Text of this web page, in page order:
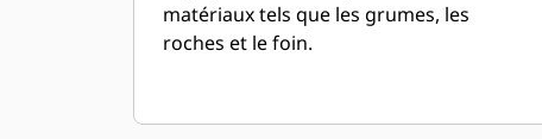
matériaux tels que les grumes, les
roches et le foin.